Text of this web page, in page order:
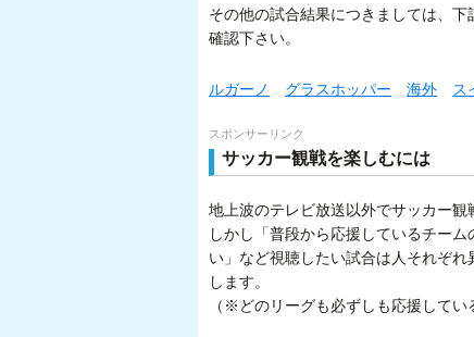
その他の試合結果につきましては、
確認下さい。
ルガーノ グラスホッパー 海外 ス
スポンサーリンク
サッカー観戦を楽しむには
地上波のテレビ放送以外でサッカー観
しかし「普段から応援しているチー
い」など視聴したい試合は人それぞ
します。
（※どのリーグも必ずしも応援してい